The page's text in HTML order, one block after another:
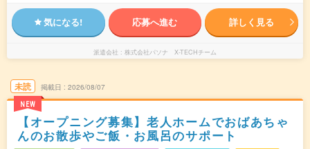
気になる! 応募へ進む 詳しく見る
派遣会社 株式会社パソナ X-TECHチーム
未読
NEW
掲載日 2026/08/07
【オープニング募集】老人ホームでおばあちゃ
んのお散歩やご飯・お風呂のサポート